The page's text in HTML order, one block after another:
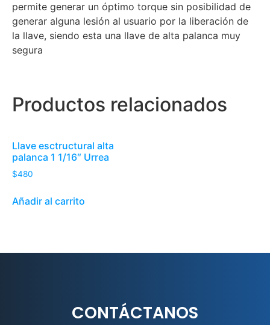
permite generar un óptimo torque sin posibilidad de
generar alguna lesión al usuario por la liberación de
la llave, siendo esta una llave de alta palanca muy
segura
Productos relacionados
Llave esctructural alta
palanca 1 1/16″ Urrea
$480
Añadir al carrito
CONTÁCTANOS